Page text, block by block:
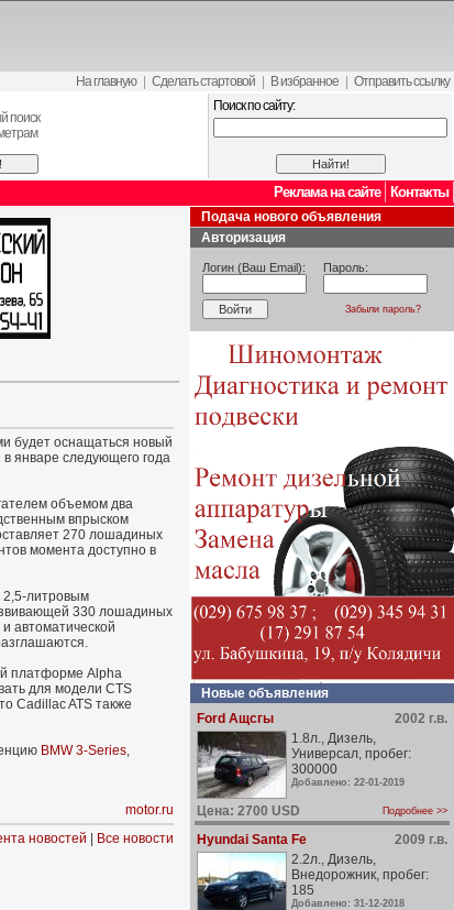
На главную Сделать стартовой В избранное Отправить ссылку
поиск
Поиск по сайту:
Контакты
Реклама на сайте
будет оснащаться новый
январе следующего года
объемом два
впрыском
270 лошадиных
момента доступно в
2,5-литровым
330 лошадиных
автоматической
платформе Alpha
для модели CTS
Cadillac ATS также
BMW 3-Series,
motor.ru
новостей
Все новости
Подача нового объявления
Авторизация
Логин (Ваш Email): Пароль:
Забыли пароль?
Новые объявления
Ford Ащсгы
2002 г.в.
1.8л., Дизель,
Универсал, пробег:
300000
Добавлено: 22-01-2019
Цена: 2700 USD Подробнее >>
Hyundai Santa Fe
2009 г.в.
2.2л., Дизель,
Внедорожник, пробег:
185
Добавлено: 31-12-2018